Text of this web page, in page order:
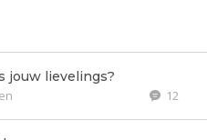
jouw lievelings?
12